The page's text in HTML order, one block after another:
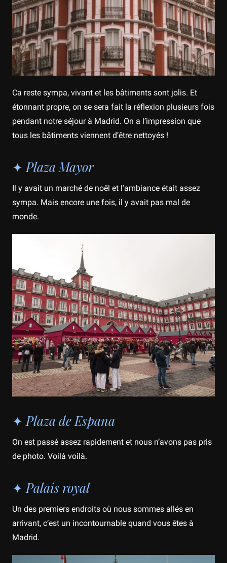
Ca reste sympa, vivant et les bâtiments sont jolis. Et
étonnant propre, on se sera fait la réflexion plusieurs fois
pendant notre séjour à Madrid. On a l’impression que
tous les bâtiments viennent d’être nettoyés !
✦ Plaza Mayor
Il y avait un marché de noël et l’ambiance était assez
sympa. Mais encore une fois, il y avait pas mal de
monde.
✦ Plaza de Espana
On est passé assez rapidement et nous n’avons pas pris
de photo. Voilà voilà.
✦ Palais royal
Un des premiers endroits où nous sommes allés en
arrivant, c’est un incontournable quand vous êtes à
Madrid.